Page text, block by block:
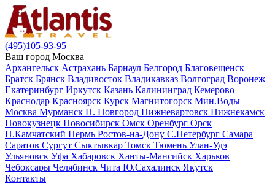
(495)105-93-95
Ваш город Москва
Архангельск Астрахань Барнаул Белгород Благовещенск
Братск Брянск Владивосток Владикавказ Волгоград Воронеж
Екатеринбург Иркутск Казань Калининград Кемерово
Краснодар Красноярск Курск Магнитогорск Мин.Воды
Москва Мурманск Н. Новгород Нижневартовск Нижнекамск
Новокузнецк Новосибирск Омск Оренбург Орск
П.Камчатский Пермь Ростов-на-Дону С.Петербург Самара
Саратов Сургут Сыктывкар Томск Тюмень Улан-Удэ
Ульяновск Уфа Хабаровск Ханты-Мансийск Харьков
Чебоксары Челябинск Чита Ю.Сахалинск Якутск
Контакты